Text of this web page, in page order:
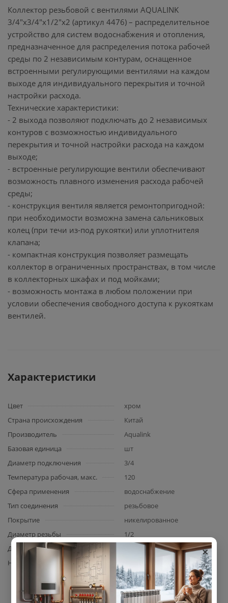
Коллектор резьбовой с вентилями AQUALINK
3/4"х3/4"x1/2"x2 (артикул 4476) – распределительное
устройство для систем водоснабжения и отопления,
предназначенное для распределения потока рабочей
среды по 2 независимым контурам, оснащенное
встроенными регулирующими вентилями на каждом
выходе для индивидуального перекрытия и точной
настройки расхода.
Технические характеристики:
- 2 выхода позволяют подключать до 2 независимых
контуров с возможностью индивидуального
перекрытия и точной настройки расхода на каждом
выходе;
- встроенные регулирующие вентили обеспечивают
возможность плавного изменения расхода рабочей
среды;
- конструкция вентиля является ремонтопригодной:
при необходимости возможна замена сальниковых
колец (при течи из-под рукоятки) или уплотнителя
клапана;
- компактная конструкция позволяет размещать
коллектор в ограниченных пространствах, в том числе
в коллекторных шкафах и под мойками;
- возможность монтажа в любом положении при
условии обеспечения свободного доступа к рукояткам
вентилей.
Характеристики
Цвет
хром
Страна происхождения
Китай
Производитель
Aqualink
Базовая единица
шт
Диаметр подключения
3/4
Температура рабочая, макс.
120
Сфера применения
водоснабжение
Тип соединения
резьбовое
Покрытие
никелированное
Диаметр резьбы
1/2
Давление рабочее, макс., бар
Назначение
распределение и
регулирование рабочей
среды в системах горячего и
холодного хозяйственно-
×